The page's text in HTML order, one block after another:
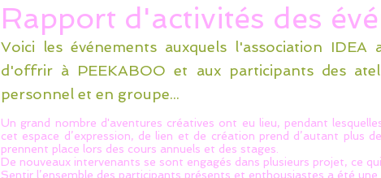
Rapport d'activités des
Voici les événements auxquels l'association
d'offrir à PEEKABOO et aux participants des
personnel et en groupe...
Un grand nombre d'aventures créatives ont eu lieu, pendant
cet espace d’expression, de lien et de création prend d’autant plus
prennent place lors des cours annuels et des stages.
De nouveaux intervenants se sont engagés dans plusieurs projet, ce
Sentir l’ensemble des participants présents et enthousiastes a été